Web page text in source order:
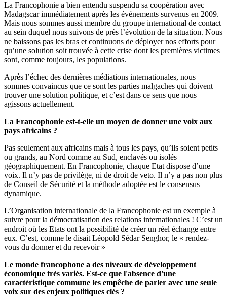
La Francophonie a bien entendu suspendu sa coopération avec
Madagscar immédiatement après les événements survenus en 2009.
Mais nous sommes aussi membre du groupe international de contact
au sein duquel nous suivons de près l’évolution de la situation. Nous
ne baissons pas les bras et continuons de déployer nos efforts pour
qu’une solution soit trouvée à cette crise dont les premières victimes
sont, comme toujours, les populations.
Après l’échec des dernières médiations internationales, nous
sommes convaincus que ce sont les parties malgaches qui doivent
trouver une solution politique, et c’est dans ce sens que nous
agissons actuellement.
La Francophonie est-t-elle un moyen de donner une voix aux
pays africains ?
Pas seulement aux africains mais à tous les pays, qu’ils soient petits
ou grands, au Nord comme au Sud, enclavés ou isolés
géographiquement. En Francophonie, chaque Etat dispose d’une
voix. Il n’y pas de privilège, ni de droit de veto. Il n’y a pas non plus
de Conseil de Sécurité et la méthode adoptée est le consensus
dynamique.
L’Organisation internationale de la Francophonie est un exemple à
suivre pour la démocratisation des relations internationales ! C’est un
endroit où les Etats ont la possibilité de créer un réel échange entre
eux. C’est, comme le disait Léopold Sédar Senghor, le « rendez-
vous du donner et du recevoir »
Le monde francophone a des niveaux de développement
économique très variés. Est-ce que l'absence d'une
caractéristique commune les empêche de parler avec une seule
voix sur des enjeux politiques clés ?